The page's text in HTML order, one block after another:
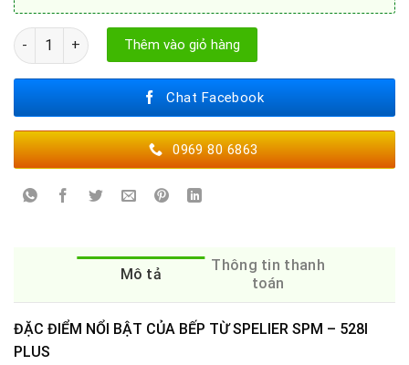
BẾP TỪ SPELIER SPM - 528I PLUS số lượng
Thêm vào giỏ hàng
Chat Facebook
0969 80 6863
Mô tả
Thông tin thanh
toán
ĐẶC ĐIỂM NỔI BẬT CỦA BẾP TỪ SPELIER SPM – 528I
PLUS